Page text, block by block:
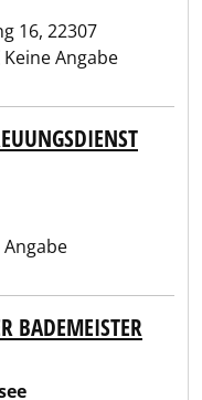
16, 22307
Keine Angabe
Angabe
BADEMEISTER